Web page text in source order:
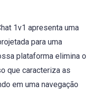
1v1 apresenta uma
para uma
plataforma elimina o
que caracteriza as
em uma navegação